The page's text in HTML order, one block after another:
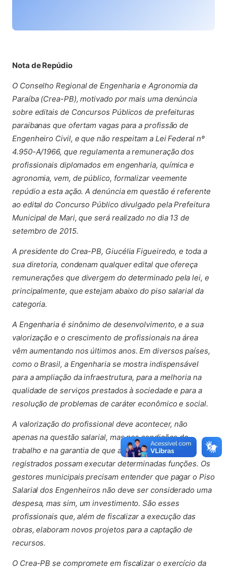
Nota de Repúdio
O Conselho Regional de Engenharia e Agronomia da
Paraíba (Crea-PB), motivado por mais uma denúncia
sobre editais de Concursos Públicos de prefeituras
paraibanas que ofertam vagas para a profissão de
Engenheiro Civil, e que não respeitam a Lei Federal nº
4.950-A/1966, que regulamenta a remuneração dos
profissionais diplomados em engenharia, química e
agronomia, vem, de público, formalizar veemente
repúdio a esta ação. A denúncia em questão é referente
ao edital do Concurso Público divulgado pela Prefeitura
Municipal de Mari, que será realizado no dia 13 de
setembro de 2015.
A presidente do Crea-PB, Giucélia Figueiredo, e toda a
sua diretoria, condenam qualquer edital que ofereça
remunerações que divergem do determinado pela lei, e
principalmente, que estejam abaixo do piso salarial da
categoria.
A Engenharia é sinônimo de desenvolvimento, e a sua
valorização e o crescimento de profissionais na área
vêm aumentando nos últimos anos. Em diversos países,
como o Brasil, a Engenharia se mostra indispensável
para a ampliação da infraestrutura, para a melhoria na
qualidade de serviços prestados à sociedade e para a
resolução de problemas de caráter econômico e social.
A valorização do profissional deve acontecer, não
apenas na questão salarial, mas nas condições de
trabalho e na garantia de que apenas profissionais
registrados possam executar determinadas funções. Os
gestores municipais precisam entender que pagar o Piso
Salarial dos Engenheiros não deve ser considerado uma
despesa, mas sim, um investimento. São esses
profissionais que, além de fiscalizar a execução das
obras, elaboram novos projetos para a captação de
recursos.
O Crea-PB se compromete em fiscalizar o exercício da